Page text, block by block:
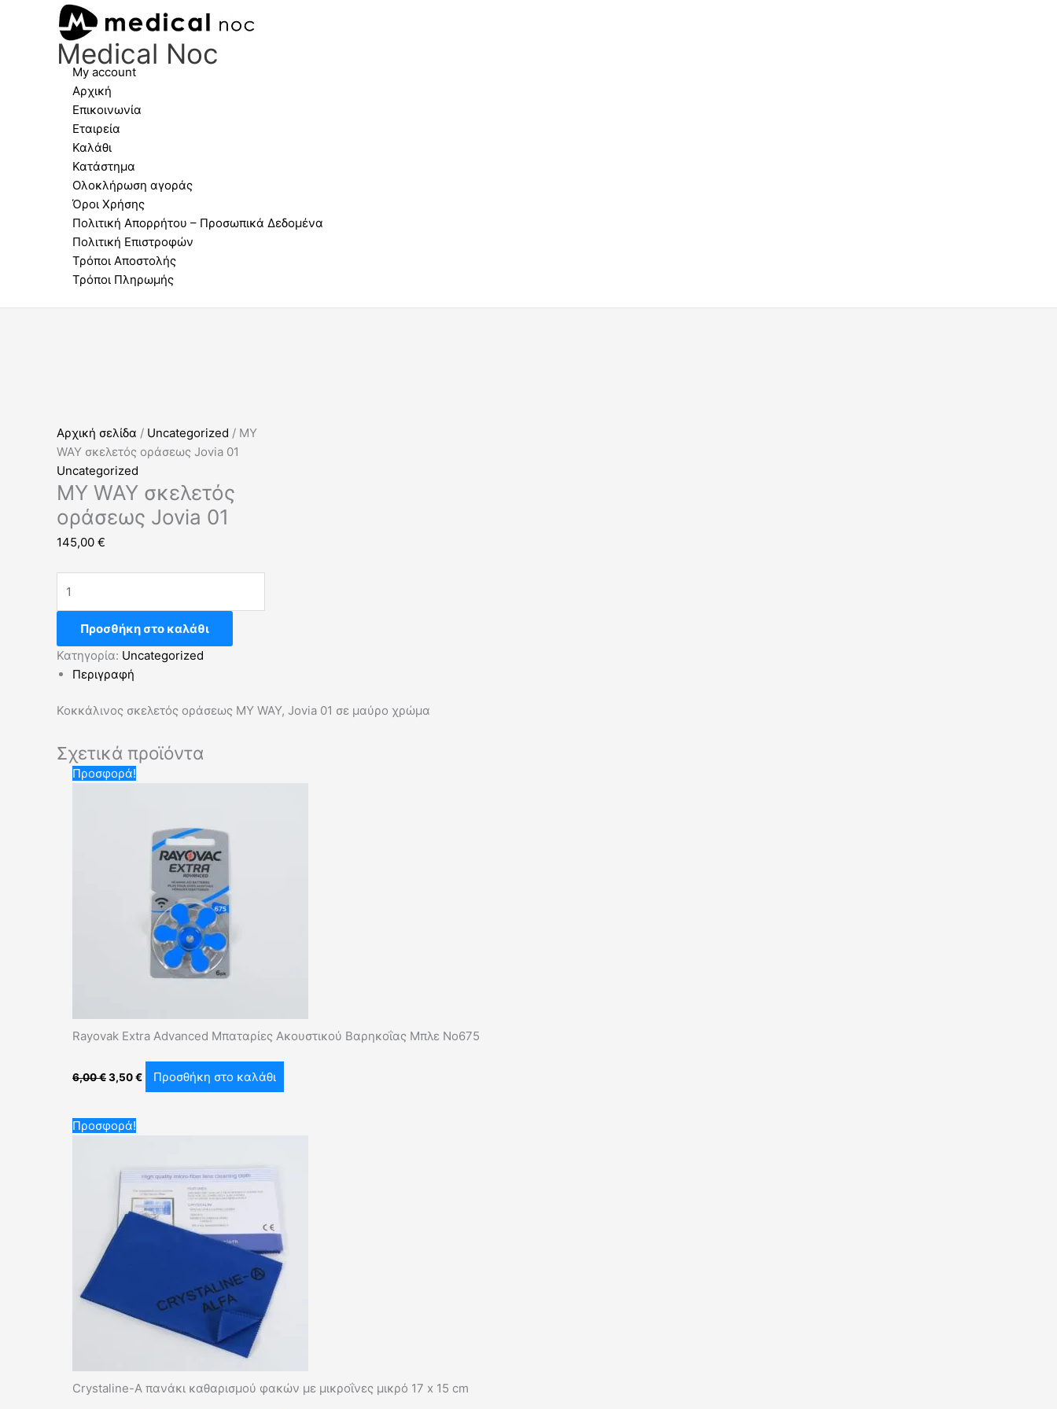
περιεχόμενοMedical Noc
My account
Αρχική
Επικοινωνία
Εταιρεία
Καλάθι
Κατάστημα
Ολοκλήρωση αγοράς
Όροι Χρήσης
Πολιτική Απορρήτου – Προσωπικά Δεδομένα
Πολιτική Επιστροφών
Τρόποι Αποστολής
Τρόποι Πληρωμής
Αρχική σελίδα / Uncategorized / MY
WAY σκελετός οράσεως Jovia 01
Uncategorized
MY WAY σκελετός
οράσεως Jovia 01
145,00 €
MY
WAY
σκελετός
οράσεως
Jovia
ποσότητα
Προσθήκη στο καλάθι
Κατηγορία: Uncategorized
Περιγραφή
Κοκκάλινος σκελετός οράσεως MY WAY, Jovia 01 σε μαύρο χρώμα
Σχετικά προϊόντα
Προσφορά!
Rayovak Extra Advanced Μπαταρίες Ακουστικού Βαρηκοΐας Μπλε No675
6,00€
Original
price
3,50€ Προσθήκη στο καλάθι
Προσφορά!
Crystaline-A πανάκι καθαρισμού φακών με μικροΐνες μικρό 17 x 15 cm
Original
price
3,50 €.